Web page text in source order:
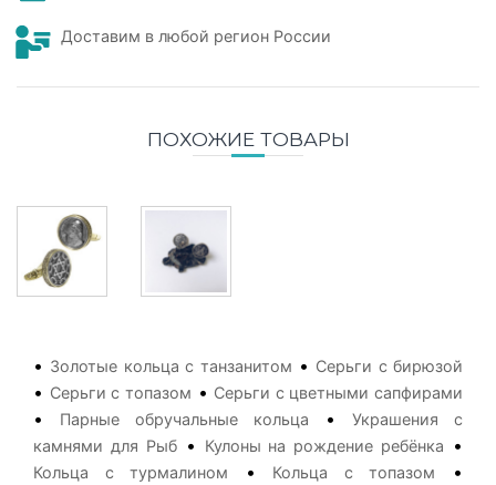
Доставим в любой регион России
ПОХОЖИЕ ТОВАРЫ
• Золотые кольца с танзанитом • Серьги с бирюзой
• Серьги с топазом • Серьги с цветными сапфирами
• Парные обручальные кольца • Украшения с
камнями для Рыб• Кулоны на рождение ребёнка •
Кольца с турмалином • Кольца с топазом •